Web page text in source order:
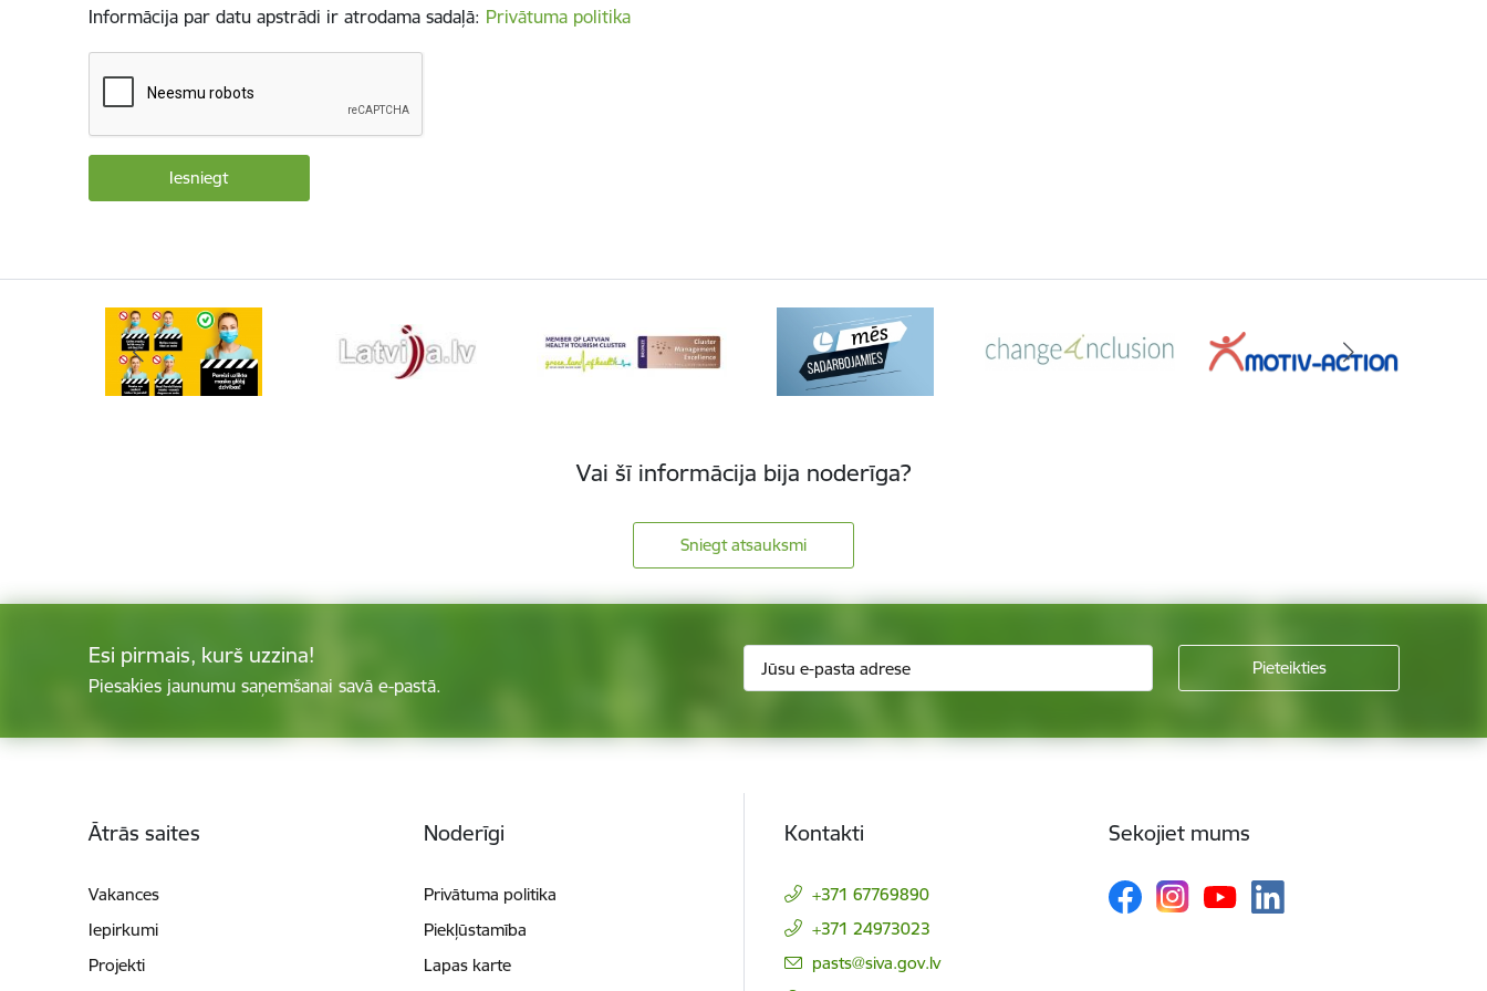
Informācija par datu apstrādi ir atrodama sadaļā: Privātuma politika
Vai šī informācija bija noderīga?
Sniegt atsauksmi
Esi pirmais, kurš uzzina!
Piesakies jaunumu saņemšanai savā e-pastā.
Ātrās saites
Vakances
Iepirkumi
Projekti
Noderīgi
Privātuma politika
Piekļūstamība
Lapas karte
Kontakti
+371 67769890
+371 24973023
E-pasts:
pasts@siva.gov.lv
Sekojiet mums